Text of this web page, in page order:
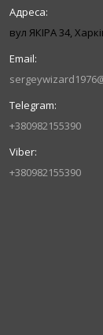
вул ЯКІРА 34,
+380982155390
+380982155390